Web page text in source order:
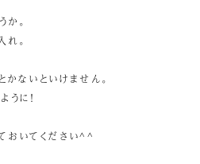
か。
。
かないといけません。
うに！
おいてください^^